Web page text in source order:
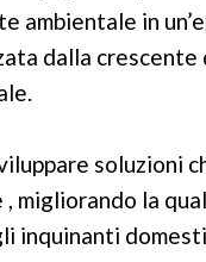
ambientale in
dalla
soluzioni
migliorando la
inquinanti